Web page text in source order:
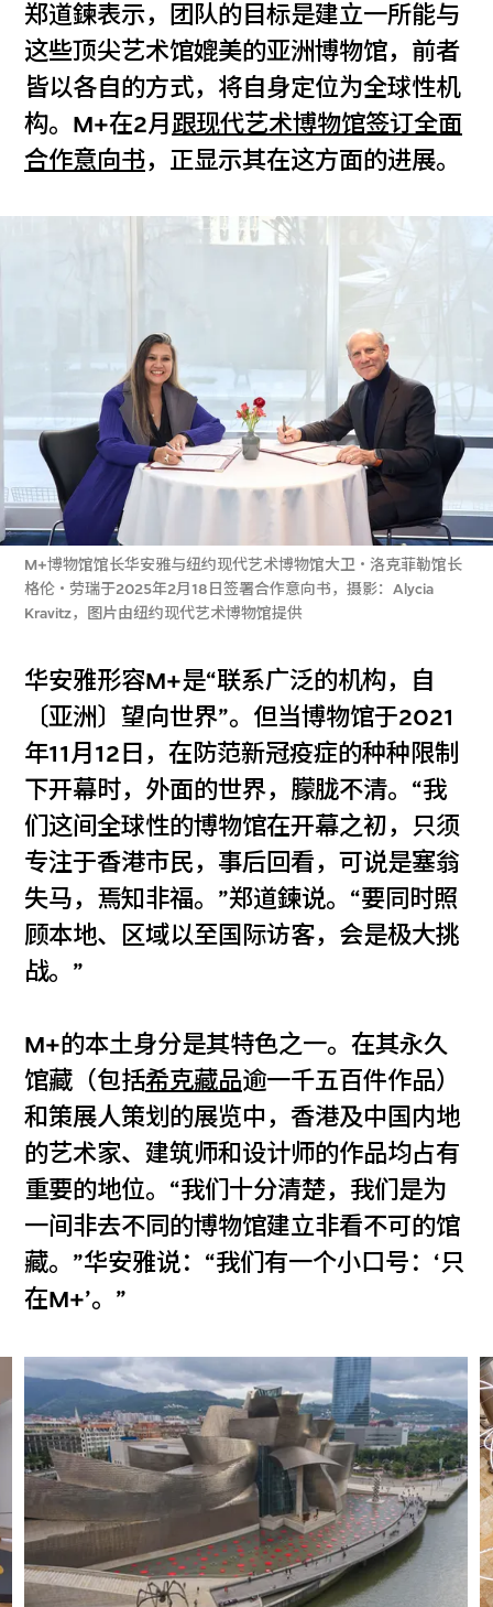
郑道鍊表示，团队的目标是建立一所能与
这些顶尖艺术馆媲美的亚洲博物馆，前者
皆以各自的方式，将自身定位为全球性机
构。M+在2月 跟现代艺术博物馆签订全面
合作意向书，正显示其在这方面的进展。
M+博物馆馆长华安雅与纽约现代艺术博物馆大卫・洛克菲勒馆长
格伦・劳瑞于2025年2月18日签署合作意向书，摄影：Alycia
Kravitz，图片由纽约现代艺术博物馆提供
华安雅形容M+是“联系广泛的机构，自
〔亚洲〕望向世界”。但当博物馆于2021
年11月12日，在防范新冠疫症的种种限制
下开幕时，外面的世界，朦胧不清。“我
们这间全球性的博物馆在开幕之初，只须
专注于香港市民，事后回看，可说是塞翁
失马，焉知非福。”郑道鍊说。“要同时照
顾本地、区域以至国际访客，会是极大挑
战。”
M+的本土身分是其特色之一。在其永久
馆藏（包括希克藏品逾一千五百件作品）
和策展人策划的展览中，香港及中国内地
的艺术家、建筑师和设计师的作品均占有
重要的地位。“我们十分清楚，我们是为
一间非去不同的博物馆建立非看不可的馆
藏。”华安雅说：“我们有一个小口号：‘只
在M+’。”